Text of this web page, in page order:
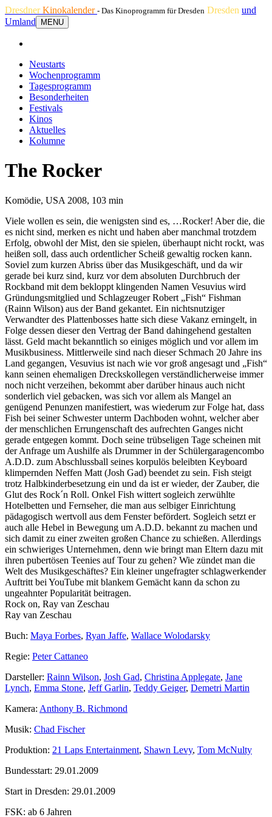
DresdnerKinokalender - Das Kinoprogramm für Dresden Dresden und
Umland
MENU
Neustarts
Wochenprogramm
Tagesprogramm
Besonderheiten
Festivals
Kinos
Aktuelles
Kolumne
The Rocker
Komödie, USA 2008, 103 min
Viele wollen es sein, die wenigsten sind es, …Rocker! Aber die, die
es nicht sind, merken es nicht und haben aber manchmal trotzdem
Erfolg, obwohl der Mist, den sie spielen, überhaupt nicht rockt, was
heißen soll, dass auch ordentlicher Scheiß gewaltig rocken kann.
Soviel zum kurzen Abriss über das Musikgeschäft, und da wir
gerade bei kurz sind, kurz vor dem absoluten Durchbruch der
Rockband mit dem bekloppt klingenden Namen Vesuvius wird
Gründungsmitglied und Schlagzeuger Robert „Fish“ Fishman
(Rainn Wilson) aus der Band gekantet. Ein nichtsnutziger
Verwandter des Plattenbosses hatte sich diese Vakanz erningelt, in
Folge dessen dieser den Vertrag der Band dahingehend gestalten
lässt. Geld macht bekanntlich so einiges möglich und vor allem im
Musikbusiness. Mittlerweile sind nach dieser Schmach 20 Jahre ins
Land gegangen, Vesuvius ist nach wie vor groß angesagt und „Fish“
kann seinen ehemaligen Dreckskollegen verständlicherweise immer
noch nicht verzeihen, bekommt aber darüber hinaus auch nicht
sonderlich viel gebacken, was sich vor allem als Mangel an
genügend Penunzen manifestiert, was wiederum zur Folge hat, dass
Fish bei seiner Schwester unterm Dachboden wohnt, welcher aber
der menschlichen Errungenschaft des aufrechten Ganges nicht
gerade entgegen kommt. Doch seine trübseligen Tage scheinen mit
der Anfrage um Aushilfe als Drummer in der Schülergaragencombo
A.D.D. zum Abschlussball seines korpulös beleibten Keyboard
klimpernden Neffen Matt (Josh Gad) beendet zu sein. Fish steigt
trotz Halbkinderbesetzung ein und da ist er wieder, der Zauber, die
Glut des Rock´n Roll. Onkel Fish wittert sogleich zerwühlte
Hotelbetten und Fernseher, die man aus selbiger Einrichtung
pädagogisch wertvoll aus dem Fenster befördert. Sogleich setzt er
auch alle Hebel in Bewegung um A.D.D. bekannt zu machen und
sich damit zu einer zweiten großen Chance zu schießen. Allerdings
ein schwieriges Unternehmen, denn wie bringt man Eltern dazu mit
ihren pubertösen Teenies auf Tour zu gehen? Wie zündet man die
Welt des Musikgeschäftes? Ein kleiner ungefragter schlagwerkender
Auftritt bei YouTube mit blankem Gemächt kann da schon zu
ungeahnter Popularität beitragen.
Rock on, Ray van Zeschau
Ray van Zeschau
Buch: Maya Forbes, Ryan Jaffe, Wallace Wolodarsky
Regie: Peter Cattaneo
Darsteller: Rainn Wilson, Josh Gad, Christina Applegate, Jane
Lynch, Emma Stone, Jeff Garlin, Teddy Geiger, Demetri Martin
Kamera: Anthony B. Richmond
Musik: Chad Fischer
Produktion: 21 Laps Entertainment, Shawn Levy, Tom McNulty
Bundesstart: 29.01.2009
Start in Dresden: 29.01.2009
FSK: ab 6 Jahren